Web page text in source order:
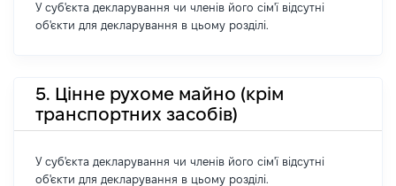
У суб'єкта декларування чи членів його сім'ї відсутні
об'єкти для декларування в цьому розділі.
5. Цінне рухоме майно (крім
транспортних засобів)
У суб'єкта декларування чи членів його сім'ї відсутні
об'єкти для декларування в цьому розділі.